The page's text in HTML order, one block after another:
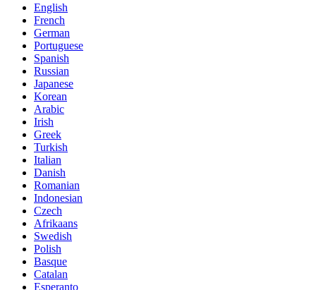
English
French
German
Portuguese
Spanish
Russian
Japanese
Korean
Arabic
Irish
Greek
Turkish
Italian
Danish
Romanian
Indonesian
Czech
Afrikaans
Swedish
Polish
Basque
Catalan
Esperanto